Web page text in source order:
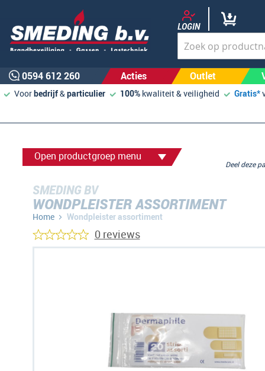
LOGIN
0594 612 260 Acties Outlet
Voorbedrijf&particulier 100% kwaliteit & veiligheid Gratis*
Open productgroep menu
SMEDING BV
WONDPLEISTER ASSORTIMENT
Home Wondpleister assortiment
Deel deze
0 reviews
Ga